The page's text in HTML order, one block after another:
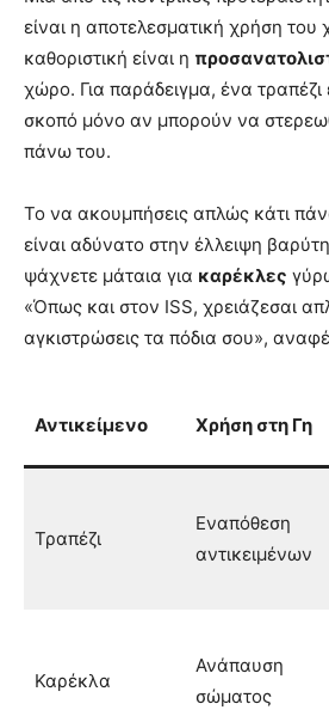
είναι η αποτελεσματική χρήση του
καθοριστική είναι η
χώρο. Για παράδειγμα, ένα τραπέζι
σκοπό μόνο αν μπορούν να
πάνω του.
Το να ακουμπήσεις απλώς κάτι
είναι αδύνατο στην έλλειψη
ψάχνετε μάταια για καρέκλες
«Όπως και στον ISS, χρειάζεσαι
αγκιστρώσεις τα πόδια σου»,
Αντικείμενο Χρήση στη Γη
Τραπέζι
Εναπόθεση
αντικειμένων
Καρέκλα
Ανάπαυση
σώματος